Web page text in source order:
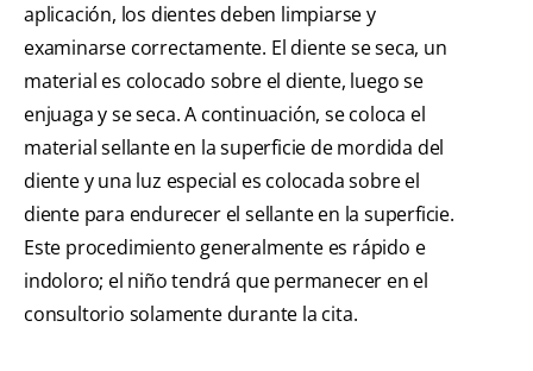
aplicación, los dientes deben limpiarse y
examinarse correctamente. El diente se seca, un
material es colocado sobre el diente, luego se
enjuaga y se seca. A continuación, se coloca el
material sellante en la superficie de mordida del
diente y una luz especial es colocada sobre el
diente para endurecer el sellante en la superficie.
Este procedimiento generalmente es rápido e
indoloro; el niño tendrá que permanecer en el
consultorio solamente durante la cita.